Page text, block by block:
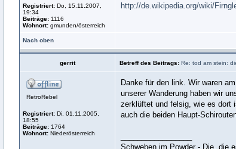
Registriert: Do, 15.11.2007,
19:34
Beiträge: 1116
Wohnort: gmunden/österreich
http://de.wikipedia.org/wiki/
Nach oben
gerrit Betreff des Beitrags: Re: tod am stein:
RetroRebel
Registriert: Di, 01.11.2005,
18:55
Beiträge: 1764
Wohnort: Niederösterreich
Danke für den link. Wir waren
unserer Wanderung haben wir
zerklüftet und felsig, wie es dort
auch die beiden Haupt-
Schweben im Powder - Die, die